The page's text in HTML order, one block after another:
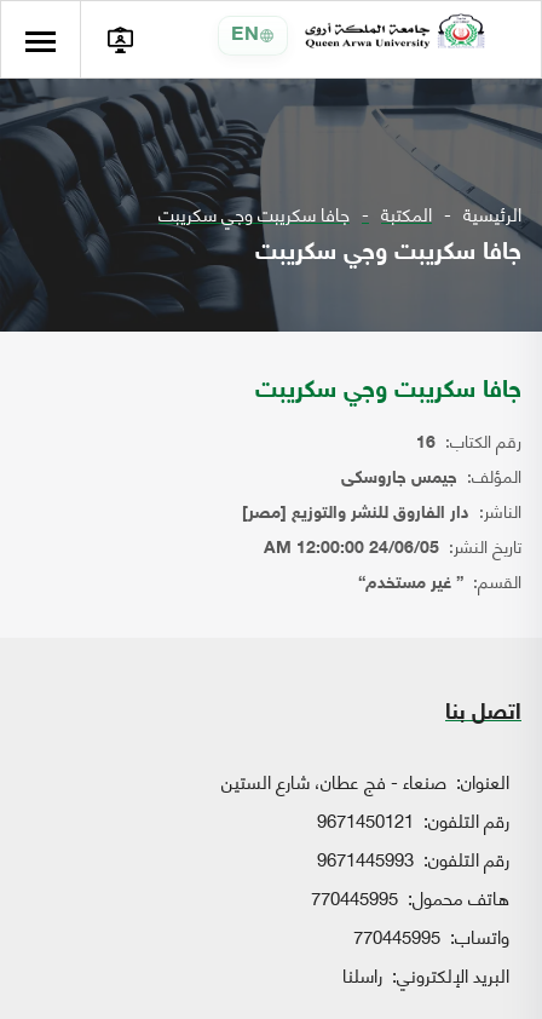
EN
الرئيسية المكتبة جافا سكريبت وجي سكريبت
جافا سكريبت وجي سكريبت
جافا سكريبت وجي سكريبت
رقم الكتاب: 16
المؤلف: جيمس جاروسكى
الناشر: دار الفاروق للنشر والتوزيع [مصر]
تاريخ النشر: 24/06/05 12:00:00 AM
القسم: { غير مستخدم}
اتصل بنا
العنوان: صنعاء - فج عطان، شارع الستين
رقم التلفون: 9671450121
رقم التلفون: 9671445993
هاتف محمول: 770445995
واتساب:
البريد الإلكتروني: راسلنا